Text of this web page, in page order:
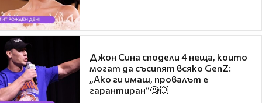
Джон Сина сподели 4 неща, които
могат да съсипят всяко GenZ:
„Ако ги имаш, провалът е
гарантиран“🧐💥